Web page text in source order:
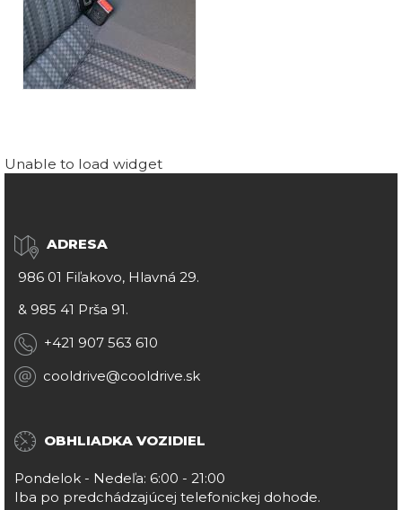
Unable to load widget
ADRESA
986 01 Fiľakovo, Hlavná 29.
& 985 41 Prša 91.
+421 907 563 610
cooldrive@cooldrive.sk
OBHLIADKA VOZIDIEL
Pondelok - Nedeľa: 6:00 - 21:00
Iba po predchádzajúcej telefonickej dohode.